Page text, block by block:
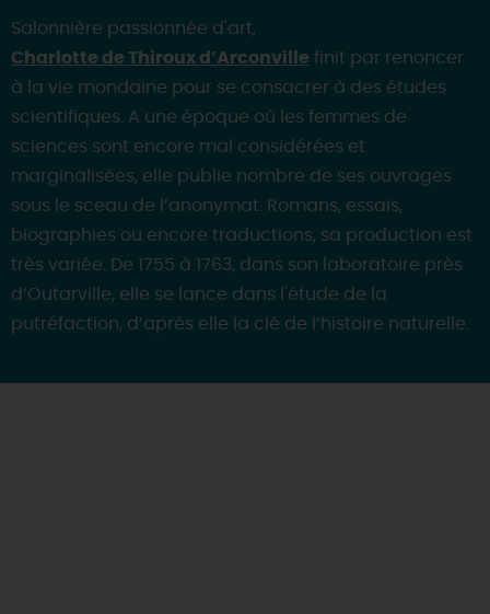
Salonnière passionnée d'art,
Charlotte de Thiroux d’Arconville finit par renoncer
à la vie mondaine pour se consacrer à des études
scientifiques. A une époque où les femmes de
sciences sont encore mal considérées et
marginalisées, elle publie nombre de ses ouvrages
sous le sceau de l’anonymat. Romans, essais,
biographies ou encore traductions, sa production est
très variée. De 1755 à 1763, dans son laboratoire près
d’Outarville, elle se lance dans l'étude de la
putréfaction, d’après elle la clé de l’histoire naturelle.